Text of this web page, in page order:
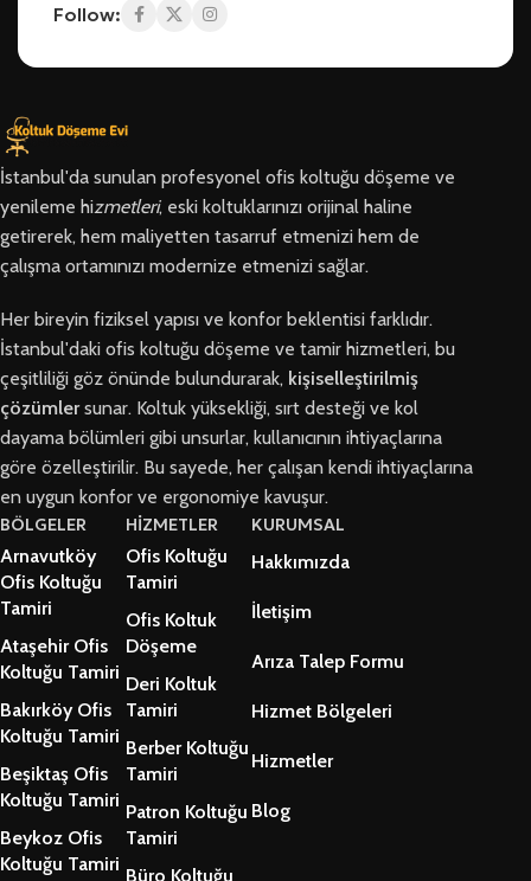
Follow:
İstanbul'da sunulan profesyonel ofis koltuğu döşeme ve
yenileme hizmetleri, eski koltuklarınızı orijinal haline
getirerek, hem maliyetten tasarruf etmenizi hem de
çalışma ortamınızı modernize etmenizi sağlar.
Her bireyin fiziksel yapısı ve konfor beklentisi farklıdır.
İstanbul'daki ofis koltuğu döşeme ve tamir hizmetleri, bu
çeşitliliği göz önünde bulundurarak, kişiselleştirilmiş
çözümlersunar. Koltuk yüksekliği, sırt desteği ve kol
dayama bölümleri gibi unsurlar, kullanıcının ihtiyaçlarına
göre özelleştirilir. Bu sayede, her çalışan kendi ihtiyaçlarına
en uygun konfor ve ergonomiye kavuşur.
BÖLGELER
Arnavutköy
Ofis Koltuğu
Tamiri
Ataşehir Ofis
Koltuğu Tamiri
Bakırköy Ofis
Koltuğu Tamiri
Beşiktaş Ofis
Koltuğu Tamiri
Beykoz Ofis
Koltuğu Tamiri
HİZMETLER
Ofis Koltuğu
Tamiri
Ofis Koltuk
Döşeme
Deri Koltuk
Tamiri
Berber Koltuğu
Tamiri
Patron Koltuğu
Tamiri
Büro Koltuğu
KURUMSAL
Hakkımızda
İletişim
Arıza Talep Formu
Hizmet Bölgeleri
Hizmetler
Blog